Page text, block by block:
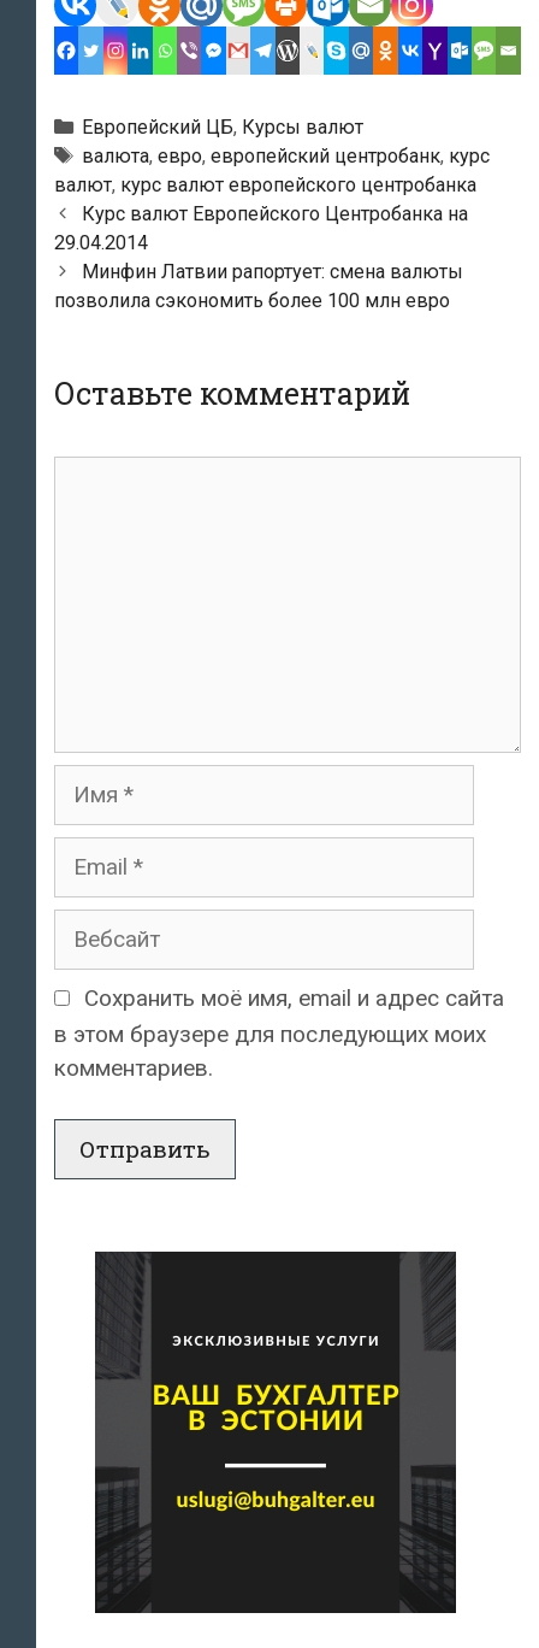
Рубрики
Европейский ЦБ, Курсы валют
Тэги
валюта, евро, европейский центробанк, курс
валют, курс валют европейского центробанка
Навигация
по
записям
Курс валют Европейского Центробанка на
29.04.2014
Минфин Латвии рапортует: смена валюты
позволила сэкономить более 100 млн евро
Оставьте комментарий
Имя
Email
Вебсайт
Сохранить моё имя, email и адрес сайта
в этом браузере для последующих моих
комментариев.